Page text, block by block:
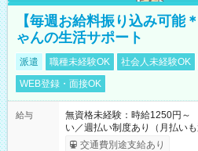
【毎週お給料振り込み可能
ゃんの生活サポート
派遣 職種未経験OK 社会人未経験OK
WEB登録・面接OK
給与
無資格未経験：時給1250円
い／週払い制度あり（月払い
完了次第のお支払いとなります
交通費別途支給あり